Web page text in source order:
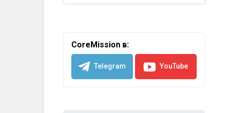
CoreMission в:
Telegram YouTube